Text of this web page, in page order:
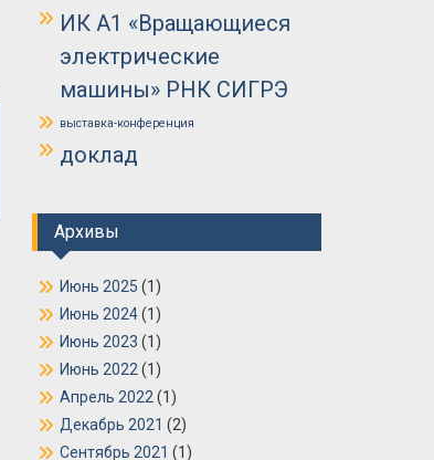
ИК А1 «Вращающиеся
электрические
машины» РНК СИГРЭ
выставка-конференция
доклад
Архивы
Июнь 2025 (1)
Июнь 2024(1)
Июнь 2023 (1)
Июнь 2022 (1)
Апрель 2022 (1)
Декабрь 2021 (2)
Сентябрь 2021 (1)